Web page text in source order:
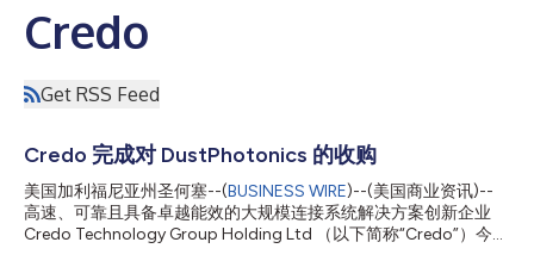
Credo
Get RSS Feed
Credo 完成对 DustPhotonics 的收购
美国加利福尼亚州圣何塞--(BUSINESS WIRE)--(美国商业资讯)--
高速、可靠且具备卓越能效的大规模连接系统解决方案创新企业
Credo Technology Group Holding Ltd （以下简称“Credo”）今日